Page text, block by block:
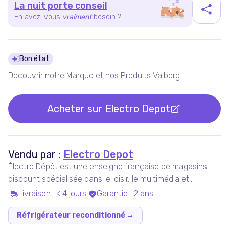
La nuit porte conseil
En avez-vous vraiment besoin ?
Détails du produit
Bon état
Decouvrir notre Marque et nos Produits Valberg
Acheter sur Electro Depot
Vendu par : Electro Depot
Électro Dépôt est une enseigne française de magasins
discount spécialisée dans le loisir, le multimédia et
l'électroménager.
Livraison : < 4 jours Garantie : 2 ans
Réfrigérateur reconditionné →